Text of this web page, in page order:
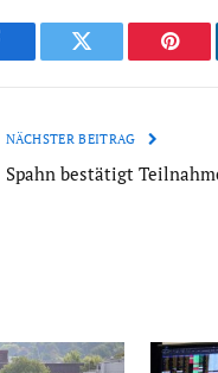
Twitter
NÄCHSTER BEITRAG
Spahn bestätigt